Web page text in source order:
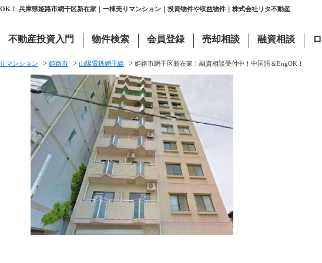
！ 兵庫県姫路市網干区新在家｜一棟売りマンション｜投資物件や収益物件｜株式会社リタ不動産
不動産投資入門 物件検索 会員登録 売却相談 融資相談
マンション > 姫路市 > 山陽電鉄網干線 > 姫路市網干区新在家！融資相談受付中！中国語＆EngOK！